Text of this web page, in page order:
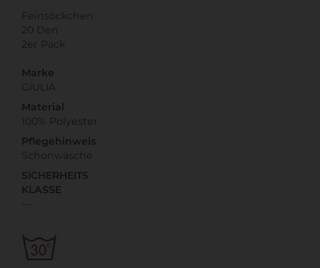
Feinsöckchen
20 Den
2er Pack
Marke
GIULIA
Material
100% Polyester
Pflegehinweis
Schonwäsche
SICHERHEITS
KLASSE